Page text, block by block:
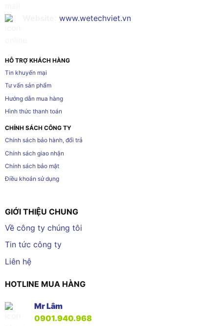
www.wetechviet.vn
HỖ TRỢ KHÁCH HÀNG
Tin khuyến mại
Tư vấn sản phẩm
Hướng dẫn mua hàng
Hình thức thanh toán
CHÍNH SÁCH CÔNG TY
Chính sách bảo hành, đổi trả
Chính sách giao nhận
Chính sách bảo mật
Điều khoản sử dụng
GIỚI THIỆU CHUNG
Về công ty chúng tôi
Tin tức công ty
Liên hệ
HOTLINE MUA HÀNG
Mr Lâm
0901.940.968